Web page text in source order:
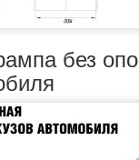
без